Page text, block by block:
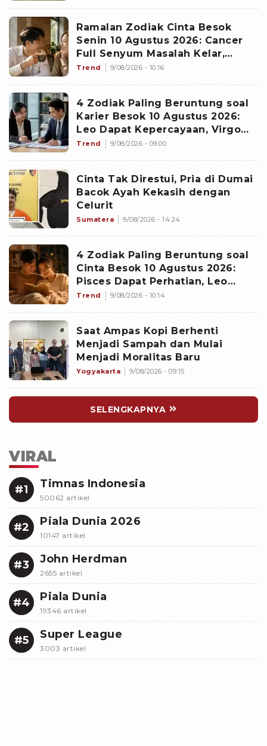
Ramalan Zodiak Cinta Besok
Senin 10 Agustus 2026: Cancer
Full Senyum Masalah Kelar,
Scorpio Awas Terprovokasi
Trend 9/08/2026 - 10:16
4 Zodiak Paling Beruntung soal
Karier Besok 10 Agustus 2026:
Leo Dapat Kepercayaan, Virgo
Makin Diperhitungkan
Trend 9/08/2026 - 09:00
Cinta Tak Direstui, Pria di Dumai
Bacok Ayah Kekasih dengan
Celurit
Sumatera 9/08/2026 - 14:24
4 Zodiak Paling Beruntung soal
Cinta Besok 10 Agustus 2026:
Pisces Dapat Perhatian, Leo
Makin Dekat dengan Si Dia
Trend 9/08/2026 - 10:14
Saat Ampas Kopi Berhenti
Menjadi Sampah dan Mulai
Menjadi Moralitas Baru
Yogyakarta 9/08/2026 - 09:15
SELENGKAPNYA
VIRAL
#1 Timnas Indonesia
50062 artikel
#2 Piala Dunia 2026
10147 artikel
#3 John Herdman
2655 artikel
#4 Piala Dunia
19346 artikel
#5 Super League
3003 artikel